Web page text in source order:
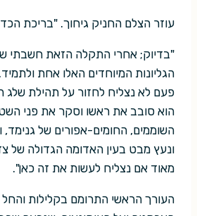
עוזר הצלם החניק גיחוך. "בריכת
"בדיוק; אחרי התקלה הזאת חשבתי
הגליונות המיוחדים האלו אחת
פעם לא נצליח לחזור על תהילת שלג
הוא סובב את ראשו וסקר את פני
השוממים, החומים-אפורים של גנימד,
ונעץ מבט בעין האדומה הגדולה של
מאוד אם נצליח לעשות את זה כאן".
העורך הראשי התרומם בקלילות והחל